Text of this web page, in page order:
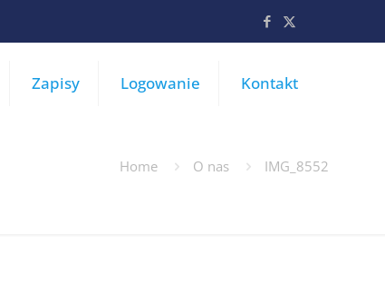
Zapisy Logowanie Kontakt
Home O nas IMG_8552